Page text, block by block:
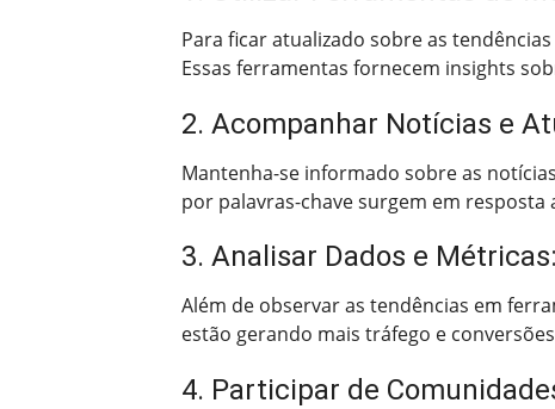
Para ficar atualizado sobre as
Essas ferramentas fornecem insights
2. Acompanhar Notícias e
Mantenha-se informado sobre as
por palavras-chave surgem em
3. Analisar Dados e Métricas:
Além de observar as tendências em
estão gerando mais tráfego e
4. Participar de